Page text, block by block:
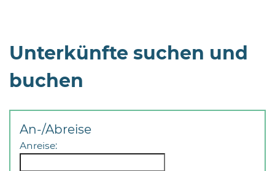
Uhr
sowie
der
Öffnungszeiten
nach
Vereinbarung.
Unterkünfte suchen und
buchen
An-/Abreise
Anreise: